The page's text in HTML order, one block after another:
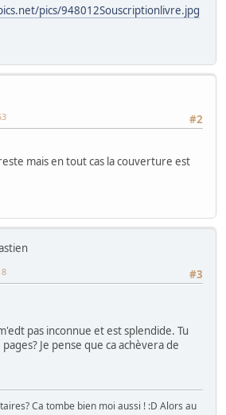
pics/948012Souscriptionlivre.jpg
#2
mais en tout cas la couverture est
#3
pas inconnue et est splendide. Tu
Je pense que ca achèvera de
Ca tombe bien moi aussi ! :D Alors au